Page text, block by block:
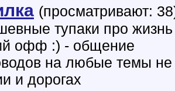
(просматривают:
тупаки про
офф :) - общение
на любые темы не
и дорогах